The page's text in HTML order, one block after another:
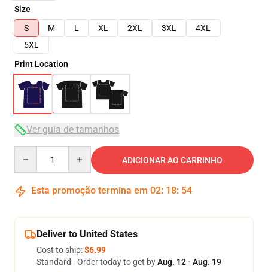
Size
S
M L XL 2XL 3XL
4XL
5XL
Print Location
Ver guia de tamanhos
ADICIONAR AO CARRINHO
Esta promoção termina em 02: 18: 53
Deliver to United States
Cost to ship:$6.99
Standard - Order today to get byAug. 12 - Aug. 19